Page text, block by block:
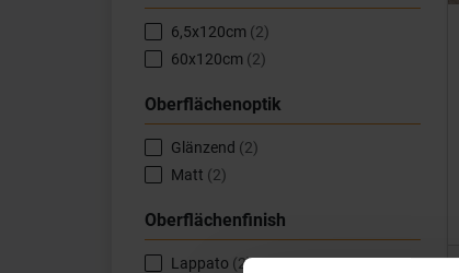
6,5x120cm (2)
60x120cm (2)
Oberflächenoptik
Glänzend (2)
Matt (2)
Oberflächenfinish
Lappato (2)